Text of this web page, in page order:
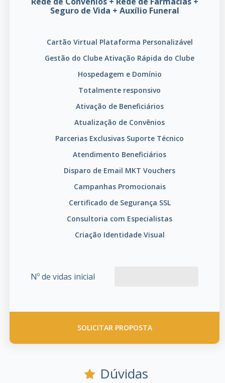
Seguro de Vida + Auxílio Funeral
Cartão Virtual Plataforma Personalizável
Gestão do Clube Ativação Rápida do Clube
Hospedagem e Domínio
Totalmente responsivo
Ativação de Beneficiários
Atualização de Convênios
Parcerias Exclusivas Suporte Técnico
Atendimento Beneficiários
Disparo de Email MKT Vouchers
Campanhas Promocionais
Certificado de Segurança SSL
Consultoria com Especialistas
Criação Identidade Visual
Nº de vidas inicial
SOLICITAR PROPOSTA
Dúvidas